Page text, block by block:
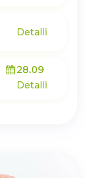
Detalii
28.09
Detalii